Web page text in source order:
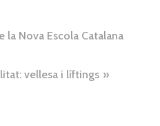
la Nova Escola Catalana
vellesa i líftings